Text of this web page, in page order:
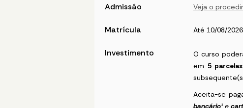
Admissão
Veja o
Matrícula Até 10/08/2026
Investimento O curso
em 5
Aceita-se
bancário¹e